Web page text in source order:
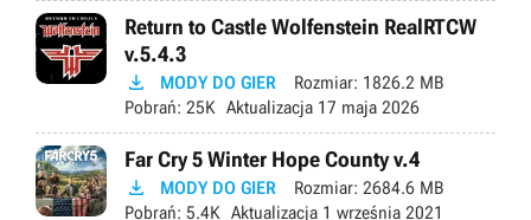
Return to Castle Wolfenstein RealRTCW
v.5.4.3
 MODY DO GIER Rozmiar: 1826.2 MB
Pobrań: 25K Aktualizacja 17 maja 2026
Far Cry 5 Winter Hope County v.4
 MODY DO GIER Rozmiar: 2684.6 MB
Pobrań: 5.4K Aktualizacja 1 września 2021